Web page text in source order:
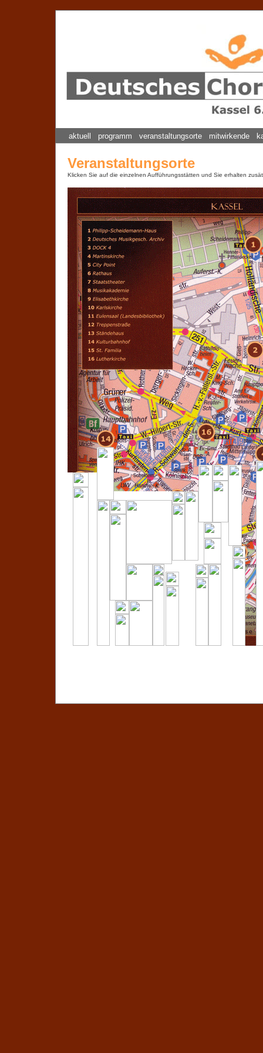
aktuell programm veranstaltungsorte mitwirkende
Veranstaltungsorte
Klicken Sie auf die einzelnen Aufführungsstätten und Sie erhalten